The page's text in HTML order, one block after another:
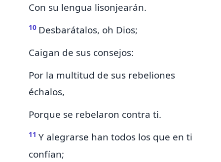
Con su lengua lisonjearán.
10 Desbarátalos, oh Dios;
Caigan de sus consejos:
Por la multitud de sus rebeliones
échalos,
Porque se rebelaron contra ti.
11 Y alegrarse han todos los que en ti
confían;